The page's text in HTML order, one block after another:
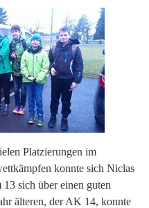
Platzierungen im
konnte sich Niclas
sich über einen guten
älteren, der AK 14, konnte